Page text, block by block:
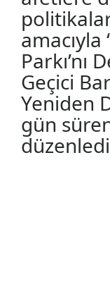
Parkı’nı
Geçici
Yeniden
gün